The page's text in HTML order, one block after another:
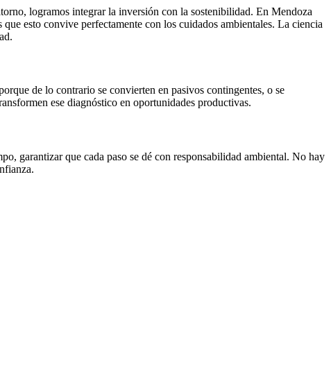
logramos integrar la inversión con la sostenibilidad. En Mendoza
esto convive perfectamente con los cuidados ambientales. La ciencia
de lo contrario se convierten en pasivos contingentes, o se
ese diagnóstico en oportunidades productivas.
garantizar que cada paso se dé con responsabilidad ambiental. No hay